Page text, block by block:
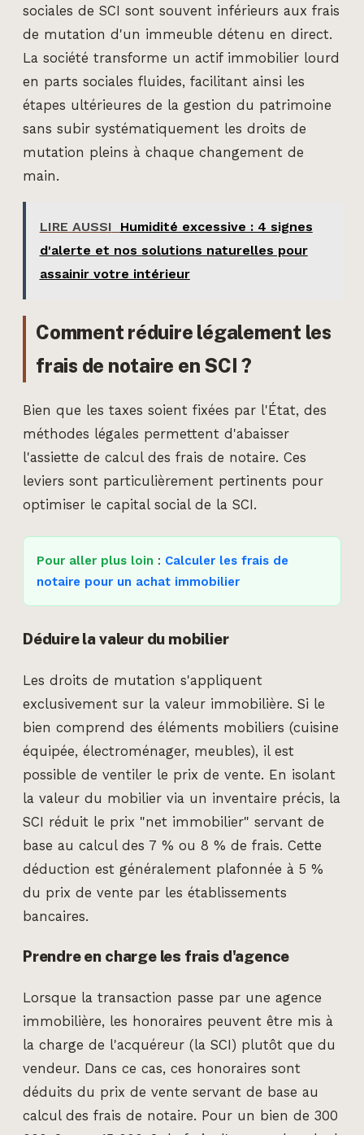
sociales de SCI sont souvent inférieurs aux frais
de mutation d'un immeuble détenu en direct.
La société transforme un actif immobilier lourd
en parts sociales fluides, facilitant ainsi les
étapes ultérieures de la gestion du patrimoine
sans subir systématiquement les droits de
mutation pleins à chaque changement de
main.
LIRE AUSSI
Humidité excessive : 4 signes
d'alerte et nos solutions naturelles pour
assainir votre intérieur
Comment réduire légalement les
frais de notaire en SCI ?
Bien que les taxes soient fixées par l'État, des
méthodes légales permettent d'abaisser
l'assiette de calcul des frais de notaire. Ces
leviers sont particulièrement pertinents pour
optimiser le capital social de la SCI.
Pour aller plus loin : Calculer les frais de
notaire pour un achat immobilier
Déduire la valeur du mobilier
Les droits de mutation s'appliquent
exclusivement sur la valeur immobilière. Si le
bien comprend des éléments mobiliers (cuisine
équipée, électroménager, meubles), il est
possible de ventiler le prix de vente. En isolant
la valeur du mobilier via un inventaire précis, la
SCI réduit le prix "net immobilier" servant de
base au calcul des 7 % ou 8 % de frais. Cette
déduction est généralement plafonnée à 5 %
du prix de vente par les établissements
bancaires.
Prendre en charge les frais d'agence
Lorsque la transaction passe par une agence
immobilière, les honoraires peuvent être mis à
la charge de l'acquéreur (la SCI) plutôt que du
vendeur. Dans ce cas, ces honoraires sont
déduits du prix de vente servant de base au
calcul des frais de notaire. Pour un bien de 300